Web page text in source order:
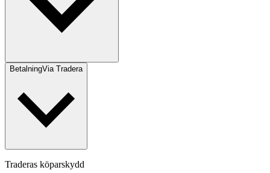
BetalningVia Tradera
Traderas köparskydd